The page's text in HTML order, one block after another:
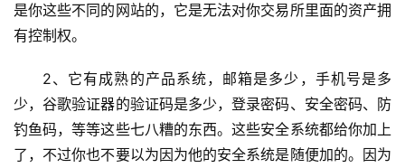
是你这些不同的网站的，它是无法对你交易所里面的资产拥
有控制权。
2、它有成熟的产品系统，邮箱是多少，手机号是多
少，谷歌验证器的验证码是多少，登录密码、安全密码、防
钓鱼码，等等这些七八糟的东西。这些安全系统都给你加上
了，不过你也不要以为因为他的安全系统是随便加的。因为